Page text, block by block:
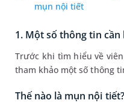
mụn nội tiết
1. Một số thông tin
Trước khi tìm hiểu về
tham khảo một số thông
Thế nào là mụn nội tiết?